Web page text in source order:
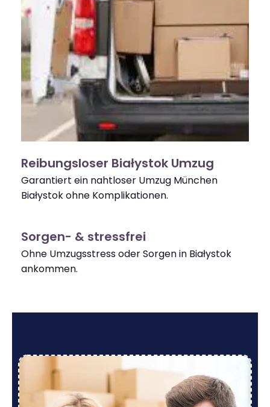
Reibungsloser Białystok Umzug
Garantiert ein nahtloser Umzug München
Białystok ohne Komplikationen.
Sorgen- & stressfrei
Ohne Umzugsstress oder Sorgen in Białystok
ankommen.